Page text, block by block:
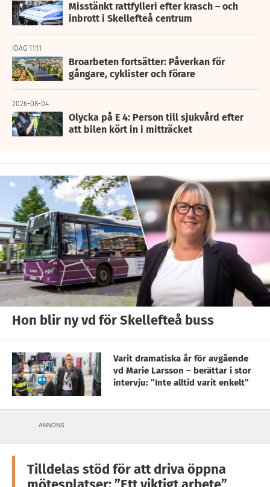
Misstänkt rattfylleri efter krasch – och
inbrott i Skellefteå centrum
IDAG 11:11
Broarbeten fortsätter: Påverkan för
gångare, cyklister och förare
2026-08-04
Olycka på E 4: Person till sjukvård efter
att bilen kört in i mitträcket
Hon blir ny vd för Skellefteå buss
Varit dramatiska år för avgående
vd Marie Larsson – berättar i stor
intervju: ”Inte alltid varit enkelt”
ANNONS
Tilldelas stöd för att driva öppna